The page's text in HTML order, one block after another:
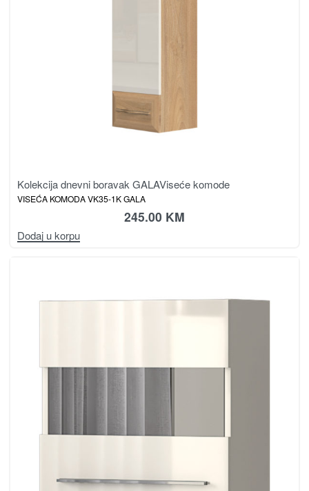
Kolekcija dnevni boravak GALAViseće komode
VISEĆA KOMODA VK35-1K GALA
245.00 KM
Dodaj u korpu